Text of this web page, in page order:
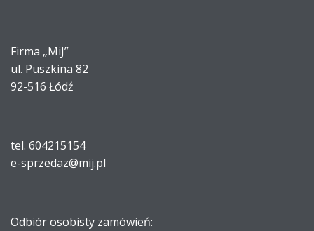
Firma „MiJ”
ul. Puszkina 82
92-516 Łódź
tel. 604215154
e-sprzedaz@mij.pl
Odbiór osobisty zamówień: